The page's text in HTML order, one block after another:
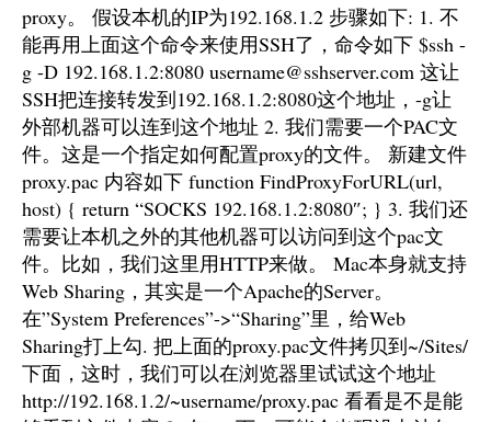
proxy。 假设本机的IP为192.168.1.2 步骤如下: 1. 不
能再用上面这个命令来使用SSH了，命令如下 $ssh -
g -D 192.168.1.2:8080 username@sshserver.com 这让
SSH把连接转发到192.168.1.2:8080这个地址，-g让
外部机器可以连到这个地址 2. 我们需要一个PAC文
件。这是一个指定如何配置proxy的文件。 新建文件
proxy.pac 内容如下 function FindProxyForURL(url,
host) { return “SOCKS 192.168.1.2:8080″; } 3. 我们还
需要让本机之外的其他机器可以访问到这个pac文
件。比如，我们这里用HTTP来做。 Mac本身就支持
Web Sharing，其实是一个Apache的Server。
在”System Preferences”->“Sharing”里，给Web
Sharing打上勾. 把上面的proxy.pac文件拷贝到~/Sites/
下面，这时，我们可以在浏览器里试试这个地址
http://192.168.1.2/~username/proxy.pac 看看是不是能